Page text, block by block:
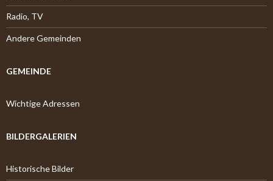
Radio, TV
Andere Gemeinden
GEMEINDE
Wichtige Adressen
BILDERGALERIEN
Historische Bilder